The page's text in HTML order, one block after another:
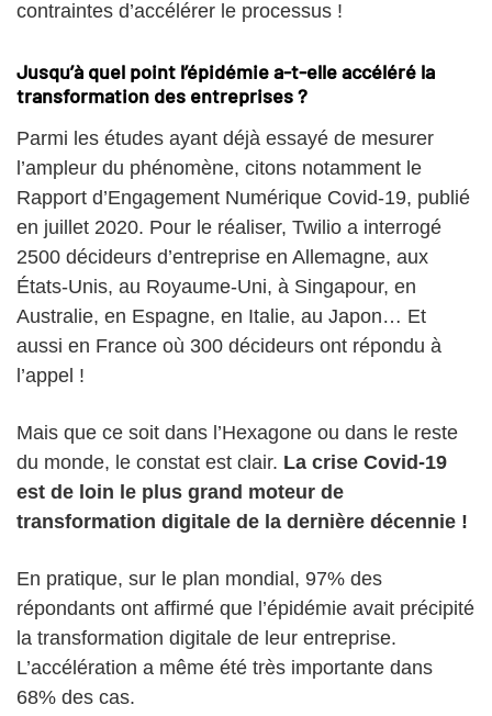
contraintes d’accélérer le processus !
Jusqu’à quel point l’épidémie a-t-elle accéléré la
transformation des entreprises ?
Parmi les études ayant déjà essayé de mesurer
l’ampleur du phénomène, citons notamment le
Rapport d’Engagement Numérique Covid-19, publié
en juillet 2020. Pour le réaliser, Twilio a interrogé
2500 décideurs d’entreprise en Allemagne, aux
États-Unis, au Royaume-Uni, à Singapour, en
Australie, en Espagne, en Italie, au Japon… Et
aussi en France où 300 décideurs ont répondu à
l’appel !
Mais que ce soit dans l’Hexagone ou dans le reste
du monde, le constat est clair. La crise Covid-19
est de loin le plus grand moteur de
transformation digitale de la dernière décennie !
En pratique, sur le plan mondial, 97% des
répondants ont affirmé que l’épidémie avait précipité
la transformation digitale de leur entreprise.
L’accélération a même été très importante dans
68% des cas.